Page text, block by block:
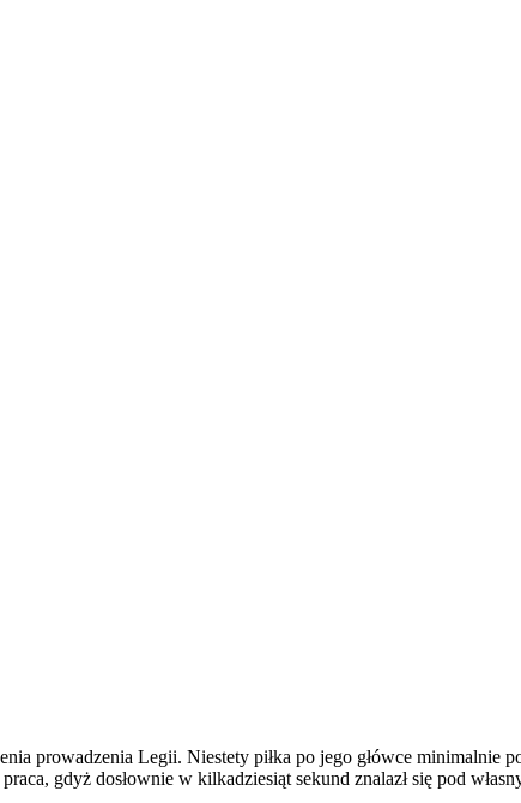
prowadzenia Legii. Niestety piłka po jego główce minimalnie
gdyż dosłownie w kilkadziesiąt sekund znalazł się pod